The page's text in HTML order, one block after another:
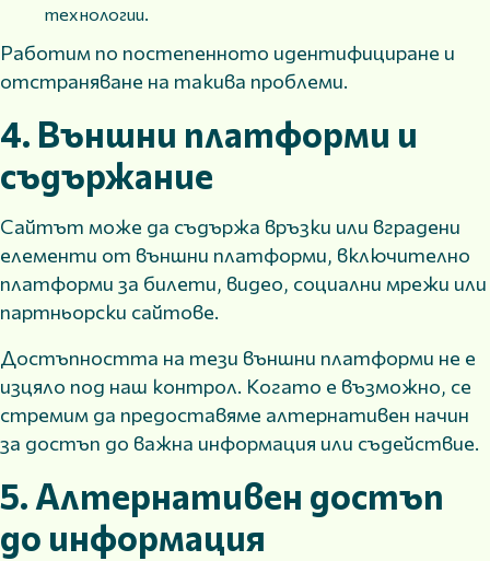
технологии.
Работим по постепенното идентифициране и
отстраняване на такива проблеми.
4. Външни платформи и
съдържание
Сайтът може да съдържа връзки или вградени
елементи от външни платформи, включително
платформи за билети, видео, социални мрежи или
партньорски сайтове.
Достъпността на тези външни платформи не е
изцяло под наш контрол. Когато е възможно, се
стремим да предоставяме алтернативен начин
за достъп до важна информация или съдействие.
5. Алтернативен достъп
до информация